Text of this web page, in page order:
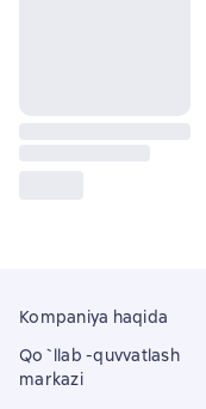
Kompaniya haqida
Qo`llab -quvvatlash
markazi